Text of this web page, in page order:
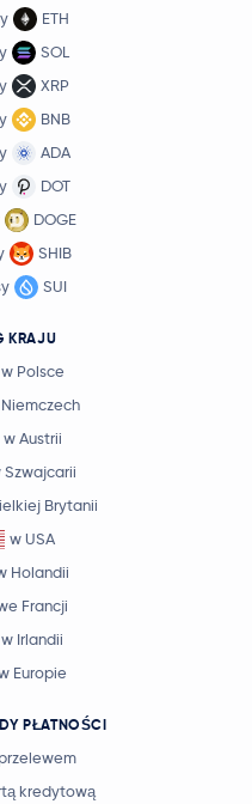
ETH
SOL
XRP
BNB
ADA
DOT
DOGE
SHIB
SUI
KRAJU
w Polsce
w Austrii
Szwajcarii
Brytanii
w USA
Holandii
Francji
w Irlandii
Europie
PŁATNOŚCI
kredytową